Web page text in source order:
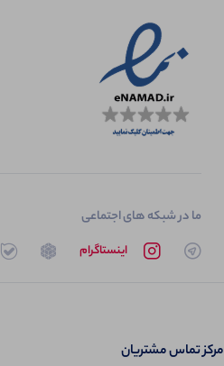
ما در شبکه های اجتماعی
تلگرام اینستاگرام روبیکا بله
مرکز تماس مشتریان